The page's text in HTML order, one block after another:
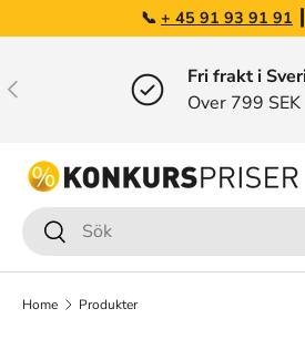
Gå till innehållet
+ 45 91 93 91 91┃ ✉️
Tidigare
Fri frakt i
Over 799 SEK
Sök
Sök
Home Produkter